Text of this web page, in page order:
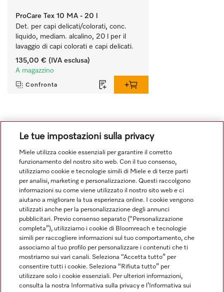
ProCare Tex 10 MA - 20 l
Det. per capi delicati/colorati, conc.
liquido, mediam. alcalino, 20 l per il
lavaggio di capi colorati e capi delicati.
135,00 € (IVA esclusa)
A magazzino
Confronta
Navigazione
Service
Le tue impostazioni sulla privacy
Miele utilizza cookie essenziali per garantire il corretto
funzionamento del nostro sito web. Con il tuo consenso,
utilizziamo cookie e tecnologie simili di Miele e di terze parti
per analisi, marketing e personalizzazione. Questi raccolgono
informazioni su come viene utilizzato il nostro sito web e ci
aiutano a migliorare la tua esperienza online. I cookie vengono
utilizzati anche per la personalizzazione degli annunci
pubblicitari. Previo consenso separato (“Personalizzazione
completa”), utilizziamo i cookie di Bloomreach e tecnologie
simili per raccogliere informazioni sul tuo comportamento, che
associamo al tuo profilo per personalizzare i contenuti che ti
mostriamo sui vari canali. Seleziona “Accetta tutto” per
consentire tutti i cookie. Seleziona “Rifiuta tutto” per
utilizzare solo i cookie essenziali. Per ulteriori informazioni,
consulta la nostra Informativa sulla privacy e l’Informativa sui